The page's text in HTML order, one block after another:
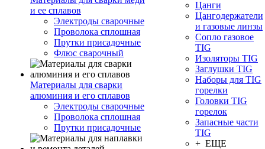
и ее сплавов
Электроды сварочные
Проволока сплошная
Прутки присадочные
Флюс сварочный
Материалы для сварки
алюминия и его сплавов
Электроды сварочные
Проволока сплошная
Прутки присадочные
Цанги
Цангодержатели
и газовые линзы
Сопло газовое
TIG
Изоляторы TIG
Заглушки TIG
Наборы для TIG
горелки
Головки TIG
горелок
Запасные части
TIG
+ ЕЩЕ